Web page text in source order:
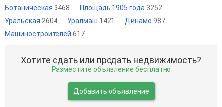
Ботаническая 3468 Площадь 1905 года 3252
Уральская 2604 Уралмаш 1421 Динамо 987
Машиностроителей 617
Хотите сдать или продать недвижимость?
Разместите объявление бесплатно
Добавить объявление